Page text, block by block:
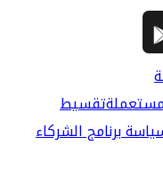
تقسيط
برنامج الشركاء